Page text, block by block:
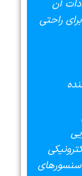
آن
راحتی
سنسورهای